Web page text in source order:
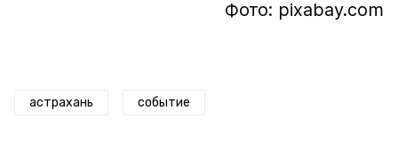
Фото: pixabay.com
астрахань событие